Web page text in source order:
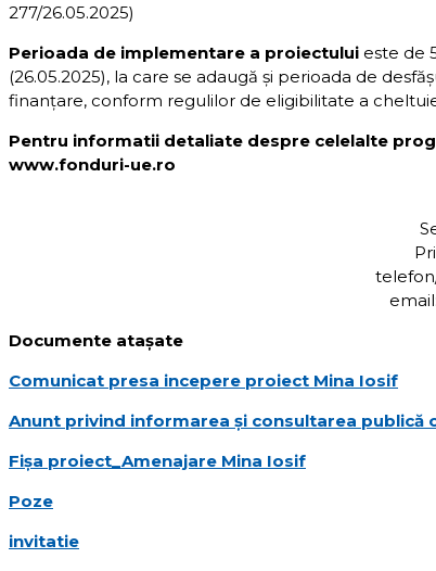
277/26.05.2025)
Perioada de implementare a proiectului este de
(26.05.2025), la care se adaugă și perioada de
finanțare, conform regulilor de eligibilitate a
Pentru informatii detaliate despre celelalte
www.fonduri-ue.ro
Documente atașate
Comunicat presa incepere proiect Mina Iosif
Anunt privind informarea și consultarea publică
Fișa proiect_Amenajare Mina Iosif
Poze
invitatie